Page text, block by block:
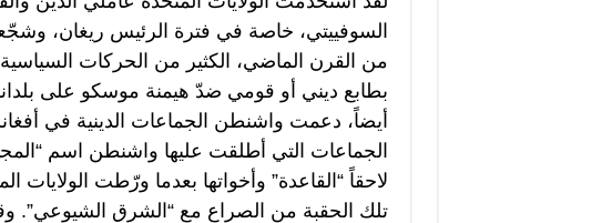
السوفييتي، خاصة في فترة الرئيس ريغان،
من القرن الماضي، الكثير من الحركات
بطابع ديني أو قومي ضدّ هيمنة موسكو على
أيضاً، دعمت واشنطن الجماعات الدينية في
الجماعات التي أطلقت عليها واشنطن اسم
لاحقاً “القاعدة” وأخواتها بعدما ورّطت
تلك الحقبة من الصراع مع “الشرق الشيوعي”.